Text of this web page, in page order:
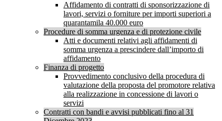
Affidamento di contratti di sponsorizzazione di
lavori, servizi o forniture per importi superiori a
quarantamila 40.000 euro
Procedure di somma urgenza e di protezione civile
Atti e documenti relativi agli affidamenti di
somma urgenza a prescindere dall’importo di
affidamento
Finanza di progetto
Provvedimento conclusivo della procedura di
valutazione della proposta del promotore relativa
alla realizzazione in concessione di lavori o
servizi
Contratti con bandi e avvisi pubblicati fino al 31